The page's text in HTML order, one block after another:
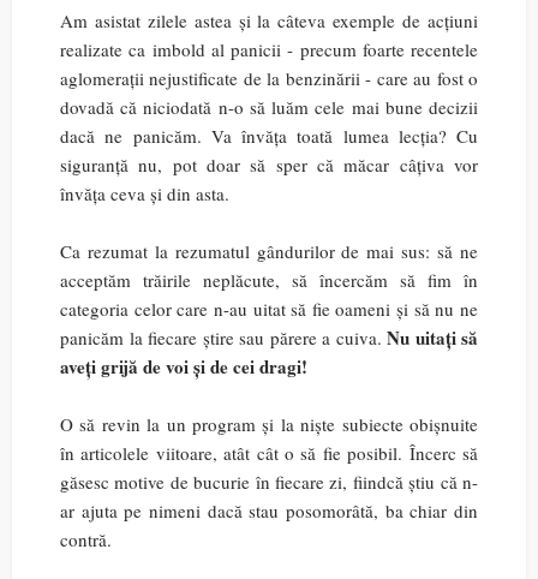
Am asistat zilele astea și la câteva exemple de acțiuni
realizate ca imbold al panicii - precum foarte recentele
aglomerații nejustificate de la benzinării - care au fost o
dovadă că niciodată n-o să luăm cele mai bune decizii
dacă ne panicăm. Va învăța toată lumea lecția? Cu
siguranță nu, pot doar să sper că măcar câțiva vor
învăța ceva și din asta.
Ca rezumat la rezumatul gândurilor de mai sus: să ne
acceptăm trăirile neplăcute, să încercăm să fim în
categoria celor care n-au uitat să fie oameni și să nu ne
panicăm la fiecare știre sau părere a cuiva. Nu uitați să
aveți grijă de voi și de cei dragi!
O să revin la un program și la niște subiecte obișnuite
în articolele viitoare, atât cât o să fie posibil. Încerc să
găsesc motive de bucurie în fiecare zi, fiindcă știu că n-
ar ajuta pe nimeni dacă stau posomorâtă, ba chiar din
contră.